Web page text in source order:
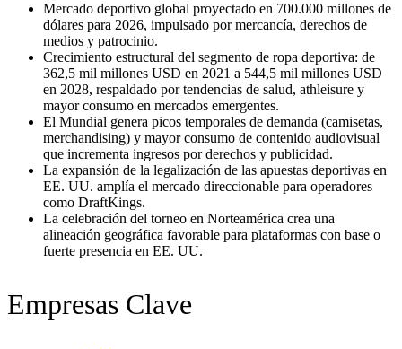
Mercado deportivo global proyectado en 700.000 millones de
dólares para 2026, impulsado por mercancía, derechos de
medios y patrocinio.
Crecimiento estructural del segmento de ropa deportiva: de
362,5 mil millones USD en 2021 a 544,5 mil millones USD
en 2028, respaldado por tendencias de salud, athleisure y
mayor consumo en mercados emergentes.
El Mundial genera picos temporales de demanda (camisetas,
merchandising) y mayor consumo de contenido audiovisual
que incrementa ingresos por derechos y publicidad.
La expansión de la legalización de las apuestas deportivas en
EE. UU. amplía el mercado direccionable para operadores
como DraftKings.
La celebración del torneo en Norteamérica crea una
alineación geográfica favorable para plataformas con base o
fuerte presencia en EE. UU.
Empresas Clave